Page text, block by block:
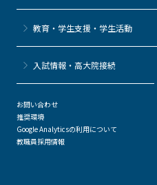
教育・学生支援・学生活動
⼊試情報・高大院接続
お問い合わせ
推奨環境
Google Analyticsの利用について
教職員採用情報